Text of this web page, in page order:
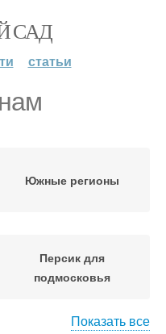
САД
статьи
Южные регионы
Персик для
подмосковья
Показать все